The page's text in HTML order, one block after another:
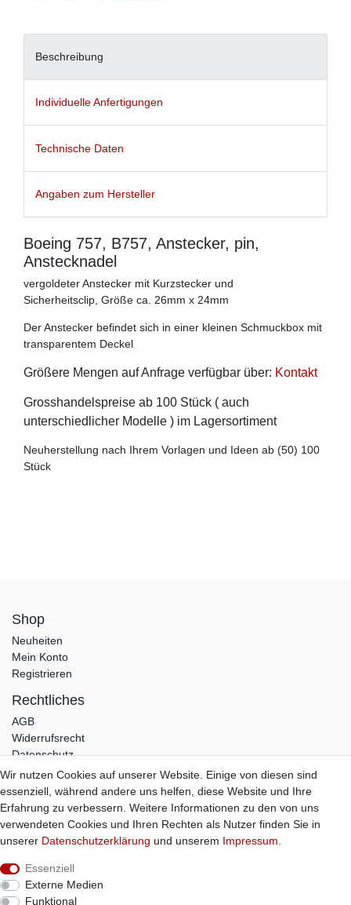
Beschreibung
Individuelle Anfertigungen
Technische Daten
Angaben zum Hersteller
Boeing 757, B757, Anstecker, pin,
Anstecknadel
vergoldeter Anstecker mit Kurzstecker und
Sicherheitsclip, Größe ca. 26mm x 24mm
Der Anstecker befindet sich in einer kleinen Schmuckbox mit
transparentem Deckel
Größere Mengen auf Anfrage verfügbar über: Kontakt
Grosshandelspreise ab 100 Stück ( auch
unterschiedlicher Modelle ) im Lagersortiment
Neuherstellung nach Ihrem Vorlagen und Ideen ab (50) 100
Stück
Shop
Neuheiten
Mein Konto
Registrieren
Rechtliches
AGB
Widerrufsrecht
Datenschutz
Impressum
Infos
Zahlung / Versand
Individuelle Anfertigung
Bestellung widerrufen
Wir nutzen Cookies auf unserer Website. Einige von diesen sind
essenziell, während andere uns helfen, diese Website und Ihre
Erfahrung zu verbessern. Weitere Informationen zu den von uns
verwendeten Cookies und Ihren Rechten als Nutzer finden Sie in
unserer Daten­schutz­erklärung und unserem Impressum
Essenziell
Externe Medien
Funktional